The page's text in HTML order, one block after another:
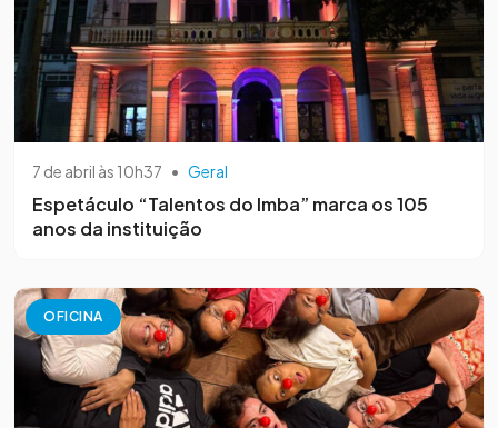
7 de abril às 10h37 • Geral
Espetáculo “Talentos do Imba” marca os 105
anos da instituição
OFICINA